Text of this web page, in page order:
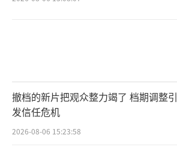
撤档的新片把观众整力竭了 档期调整引
发信任危机
2026-08-06 15:23:58